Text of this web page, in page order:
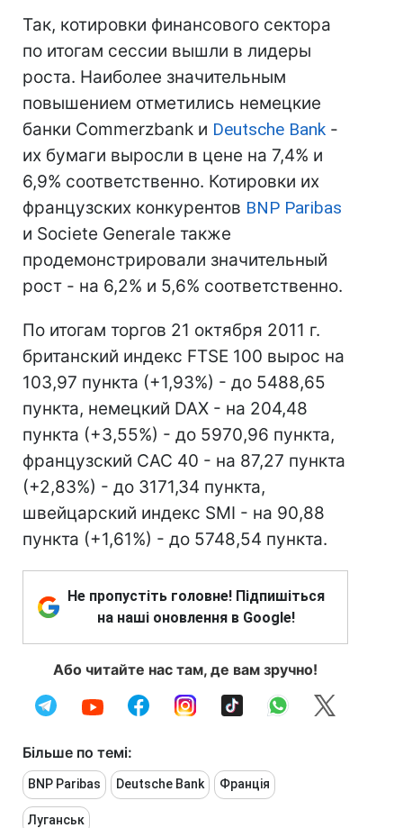
Так, котировки финансового сектора
по итогам сессии вышли в лидеры
роста. Наиболее значительным
повышением отметились немецкие
банки Commerzbank и Deutsche Bank -
их бумаги выросли в цене на 7,4% и
6,9% соответственно. Котировки их
французских конкурентов BNP Paribas
и Societe Generale также
продемонстрировали значительный
рост - на 6,2% и 5,6% соответственно.
По итогам торгов 21 октября 2011 г.
британский индекс FTSE 100 вырос на
103,97 пункта (+1,93%) - до 5488,65
пункта, немецкий DAX - на 204,48
пункта (+3,55%) - до 5970,96 пункта,
французский CAC 40 - на 87,27 пункта
(+2,83%) - до 3171,34 пункта,
швейцарский индекс SMI - на 90,88
пункта (+1,61%) - до 5748,54 пункта.
Не пропустіть головне! Підпишіться
на наші оновлення в Google!
Або читайте нас там, де вам зручно!
Більше по темі:
BNP Paribas Deutsche Bank Франція
Луганськ